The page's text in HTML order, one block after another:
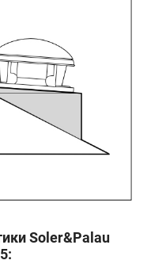
Soler&Palau